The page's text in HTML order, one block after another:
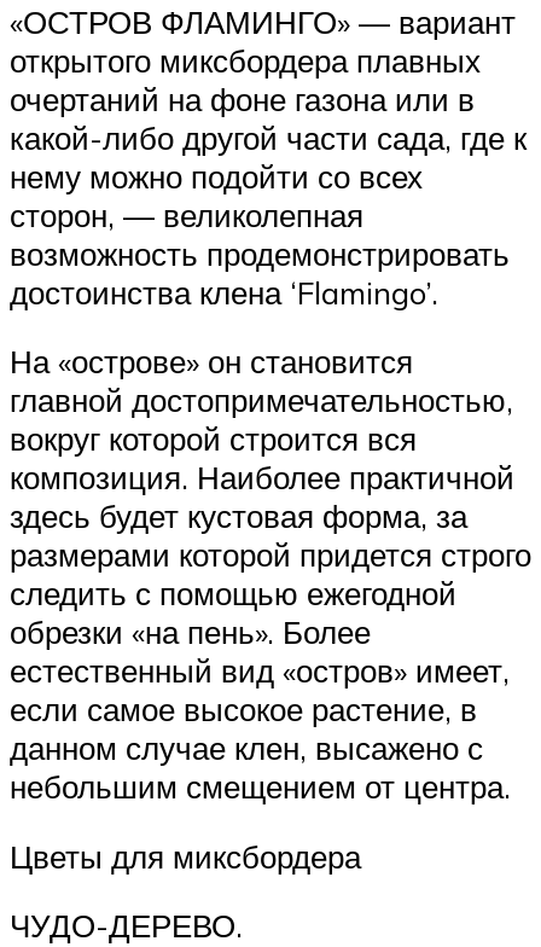
«ОСТРОВ ФЛАМИНГО» — вариант
открытого миксбордера плавных
очертаний на фоне газона или в
какой-либо другой части сада, где к
нему можно подойти со всех
сторон, — великолепная
возможность продемонстрировать
достоинства клена ‘Flamingo’.
На «острове» он становится
главной достопримечательностью,
вокруг которой строится вся
композиция. Наиболее практичной
здесь будет кустовая форма, за
размерами которой придется строго
следить с помощью ежегодной
обрезки «на пень». Более
естественный вид «остров» имеет,
если самое высокое растение, в
данном случае клен, высажено с
небольшим смещением от центра.
Цветы для миксбордера
ЧУДО-ДЕРЕВО.